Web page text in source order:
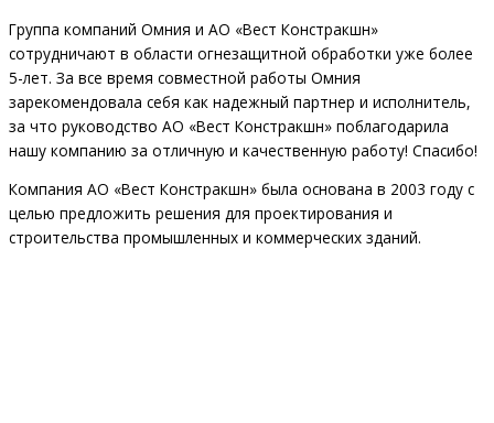
Группа компаний Омния и АО «Вест Констракшн»
сотрудничают в области огнезащитной обработки уже более
5-лет. За все время совместной работы Омния
зарекомендовала себя как надежный партнер и исполнитель,
за что руководство АО «Вест Констракшн» поблагодарила
нашу компанию за отличную и качественную работу! Спасибо!
Компания АО «Вест Констракшн» была основана в 2003 году с
целью предложить решения для проектирования и
строительства промышленных и коммерческих зданий.